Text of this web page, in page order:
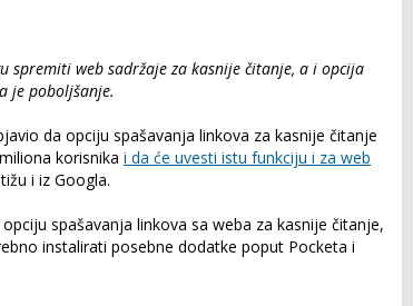
spremiti web sadržaje za kasnije čitanje, a i opcija
je poboljšanje.
da opciju spašavanja linkova za kasnije čitanje
korisnika i da će uvesti istu funkciju i za web
i iz Googla.
spašavanja linkova sa weba za kasnije čitanje,
instalirati posebne dodatke poput Pocketa i